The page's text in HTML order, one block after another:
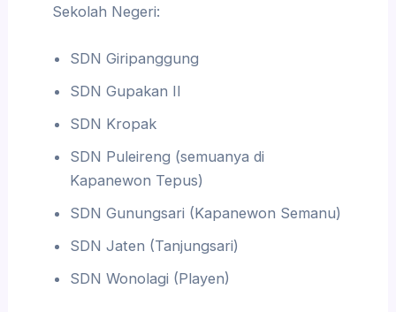
Sekolah Negeri:
SDN Giripanggung
SDN Gupakan II
SDN Kropak
SDN Puleireng (semuanya di
Kapanewon Tepus)
SDN Gunungsari (Kapanewon Semanu)
SDN Jaten (Tanjungsari)
SDN Wonolagi (Playen)